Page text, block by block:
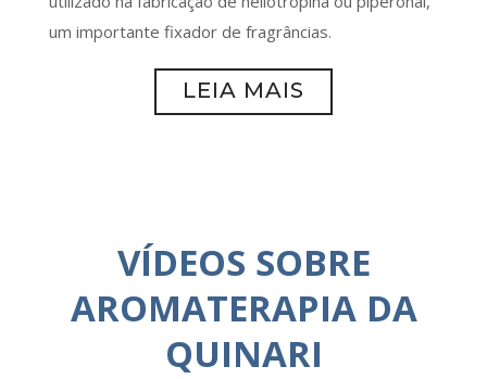
um importante fixador de fragrâncias.
LEIA MAIS
VÍDEOS SOBRE
AROMATERAPIA DA
QUINARI